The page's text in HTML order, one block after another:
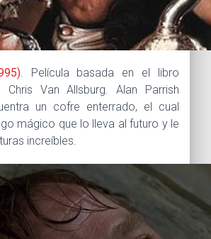
. Película basada en el libro
Van Allsburg. Alan Parrish
un cofre enterrado, el cual
mágico que lo lleva al futuro y le
increíbles.